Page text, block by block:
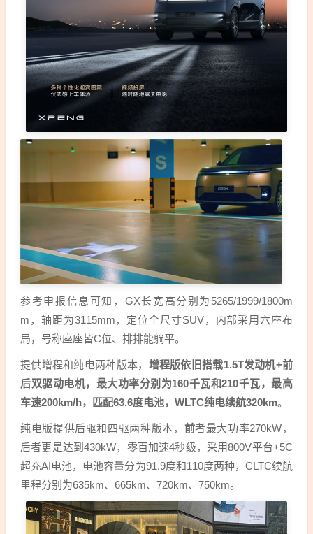
参考申报信息可知，GX长宽高分别为5265/1999/1800m
m，轴距为3115mm，定位全尺寸SUV，内部采用六座布
局，号称座座皆C位、排排能躺平。
提供增程和纯电两种版本， 增程版依旧搭载1.5T发动机+前
后双驱动电机，最大功率分别为160千瓦和210千瓦，最高
车速200km/h，匹配63.6度电池，WLTC纯电续航320km。
纯电版提供后驱和四驱两种版本， 前者最大功率270kW，
后者更是达到430kW，零百加速4秒级，采用800V平台+5C
超充AI电池，电池容量分为91.9度和110度两种，CLTC续航
里程分别为635km、665km、720km、750km。